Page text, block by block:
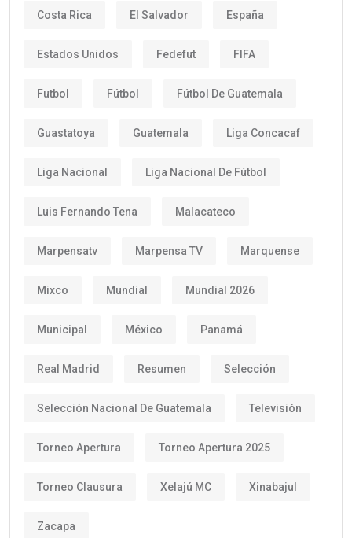
Costa Rica El Salvador España
Estados Unidos Fedefut FIFA
Futbol Fútbol Fútbol De Guatemala
Guastatoya Guatemala Liga Concacaf
Liga Nacional Liga Nacional De Fútbol
Luis Fernando Tena Malacateco
Marpensatv Marpensa TV Marquense
Mixco Mundial Mundial 2026
Municipal México Panamá
Real Madrid Resumen Selección
Selección Nacional De Guatemala Televisión
Torneo Apertura Torneo Apertura 2025
Torneo Clausura Xelajú MC Xinabajul
Zacapa